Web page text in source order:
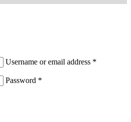
Username or email address *
Password *